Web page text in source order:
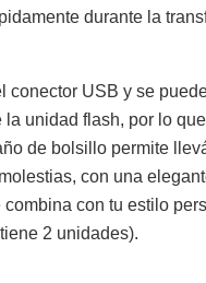
durante la
conector USB y se
la unidad flash, por lo
de bolsillo permite
con una
combina con tu estilo
2 unidades).